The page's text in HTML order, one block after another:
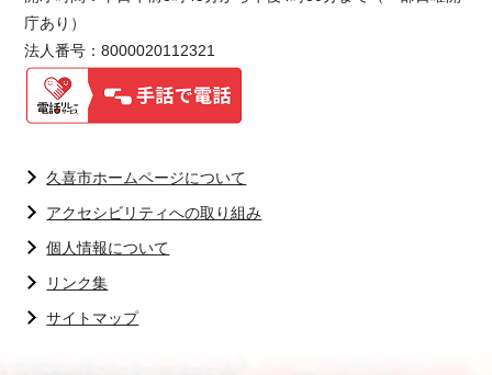
庁あり）
法人番号：8000020112321
久喜市ホームページについて
アクセシビリティへの取り組み
個人情報について
リンク集
サイトマップ